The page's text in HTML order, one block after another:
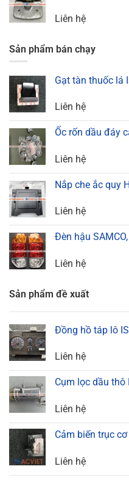
Liên hệ
Sản phẩm bán chạy
Gạt tàn thuốc lá
Liên hệ
Ốc rốn dầu đáy
Liên hệ
Nắp che ắc quy
Liên hệ
Đèn hậu
Liên hệ
Sản phẩm đề xuất
Đồng hồ táp lô
Liên hệ
Cụm lọc dầu thô
Liên hệ
Cảm biến trục
Liên hệ